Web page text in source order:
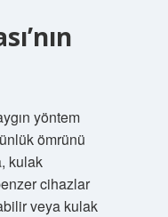
yöntem
ömrünü
kulak
cihazlar
veya kulak